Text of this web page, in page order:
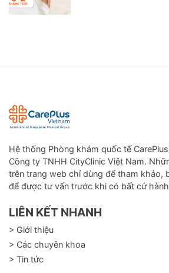
Hệ thống Phòng khám quốc tế
Công ty TNHH CityClinic Việt Nam.
trên trang web chỉ dùng để tham khảo,
để được tư vấn trước khi có bất cứ
LIÊN KẾT NHANH
> Giới thiệu
> Các chuyên khoa
> Tin tức